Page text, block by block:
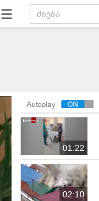
Autoplay
01:22
02:10